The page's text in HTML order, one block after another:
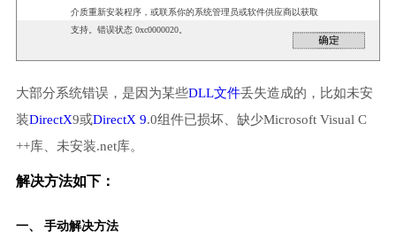
介质重新安装程序，或联系你的系统管理员或软件供应商以获取
支持。错误状态 0xc0000020。
大部分系统错误，是因为某些DLL文件丢失造成的，比如未安
装DirectX9或DirectX 9.0组件已损坏、缺少Microsoft Visual C
++库、未安装.net库。
解决方法如下：
一、 手动解决方法